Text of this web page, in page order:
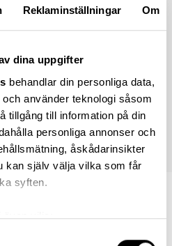
Reklaminställningar Om
dina uppgifter
behandlar din personliga data,
använder teknologi såsom
tillgång till information på din
personliga annonser och
åskådarinsikter
kan själv välja vilka som får
syften.
även vilja: